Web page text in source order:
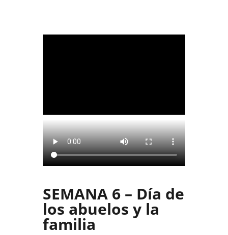
SEMANA 6 – Día de
los abuelos y la
familia